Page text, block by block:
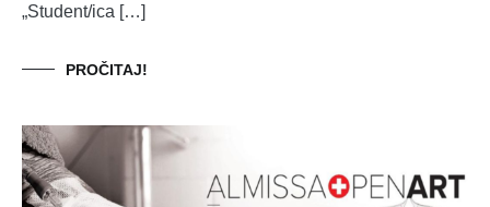
„Student/ica […]
PROČITAJ!